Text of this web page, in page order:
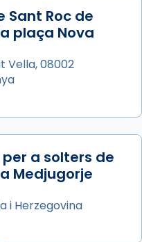
Sant Roc de
plaça Nova
Vella, 08002
a solters de
Medjugorje
i Herzegovina